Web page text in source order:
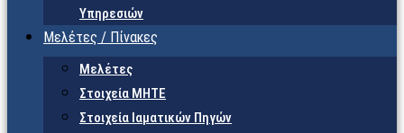
Υπηρεσιών
Μελέτες / Πίνακες
Μελέτες
Στοιχεία ΜΗΤΕ
Στοιχεία Ιαματικών Πηγών